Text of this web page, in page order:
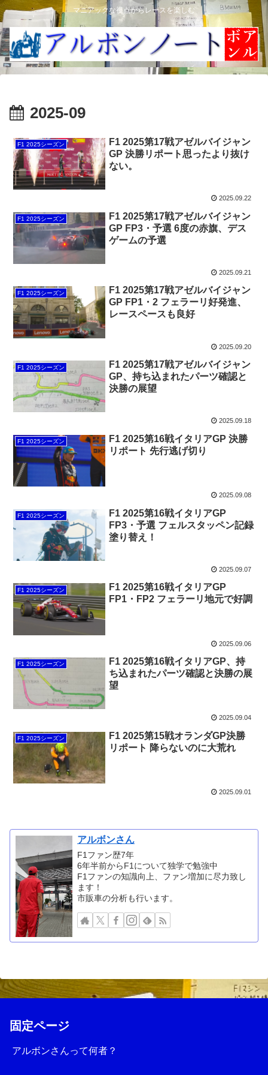
マニアックな視点からレースを楽しむ
2025-09
F1 2025シーズン
F1 2025第17戦アゼルバイジャン
GP 決勝リポート思ったより抜け
ない。
2025.09.22
F1 2025シーズン
F1 2025第17戦アゼルバイジャン
GP FP3・予選 6度の赤旗、デス
ゲームの予選
2025.09.21
F1 2025シーズン
F1 2025第17戦アゼルバイジャン
GP FP1・2 フェラーリ好発進、
レースペースも良好
2025.09.20
F1 2025シーズン
F1 2025第17戦アゼルバイジャン
GP、持ち込まれたパーツ確認と
決勝の展望
2025.09.18
F1 2025シーズン
F1 2025第16戦イタリアGP 決勝
リポート 先行逃げ切り
2025.09.08
F1 2025シーズン
F1 2025第16戦イタリアGP
FP3・予選 フェルスタッペン記録
塗り替え！
2025.09.07
F1 2025シーズン
F1 2025第16戦イタリアGP
FP1・FP2 フェラーリ地元で好調
2025.09.06
F1 2025シーズン
F1 2025第16戦イタリアGP、持
ち込まれたパーツ確認と決勝の展
望
2025.09.04
F1 2025シーズン
F1 2025第15戦オランダGP決勝
リポート 降らないのに大荒れ
2025.09.01
アルボンさん
F1ファン歴7年
6年半前からF1について独学で勉強中
F1ファンの知識向上、ファン増加に尽力致し
ます！
市販車の分析も行います。
固定ページ
アルボンさんって何者？